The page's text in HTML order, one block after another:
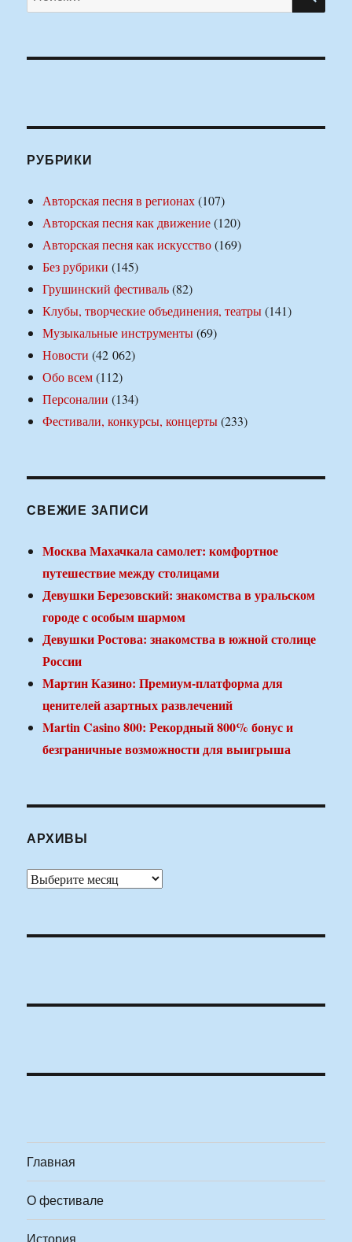
РУБРИКИ
Авторская песня в регионах(107)
Авторская песня как движение(120)
Авторская песня как искусство(169)
Без рубрики (145)
Грушинский фестиваль(82)
Клубы, творческие объединения, театры(141)
Музыкальные инструменты(69)
Новости (42 062)
Обо всем(112)
Персоналии (134)
Фестивали, конкурсы, концерты(233)
СВЕЖИЕ ЗАПИСИ
Москва Махачкала самолет: комфортное
путешествие между столицами
Девушки Березовский: знакомства в уральском
городе с особым шармом
Девушки Ростова: знакомства в южной столице
России
Мартин Казино: Премиум-платформа для
ценителей азартных развлечений
Martin Casino 800: Рекордный 800% бонус и
безграничные возможности для выигрыша
АРХИВЫ
Архивы
Главная
О фестивале